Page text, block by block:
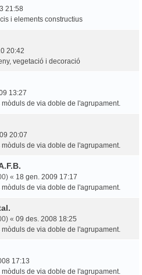
21:58
i elements constructius
20:42
vegetació i decoració
13:27
de via doble de l'agrupament.
20:07
de via doble de l'agrupament.
« 18 gen. 2009 17:17
de via doble de l'agrupament.
« 09 des. 2008 18:25
de via doble de l'agrupament.
17:13
de via doble de l'agrupament.